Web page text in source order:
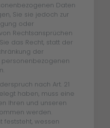
Daten
Sie sie jedoch zur
oder
Rechtsansprüchen
das Recht, statt der
der
nach Art. 21
haben, muss eine
Ihren und unseren
werden.
feststeht, wessen